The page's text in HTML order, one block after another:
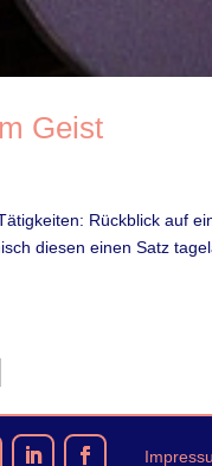
Geist
Rückblick auf
diesen einen Satz